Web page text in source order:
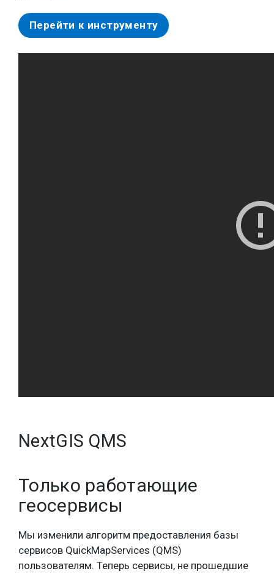
Перейти к инструменту
NextGIS QMS
Только работающие
геосервисы
Мы изменили алгоритм предоставления базы
сервисов QuickMapServices (QMS)
пользователям. Теперь сервисы, не прошедшие